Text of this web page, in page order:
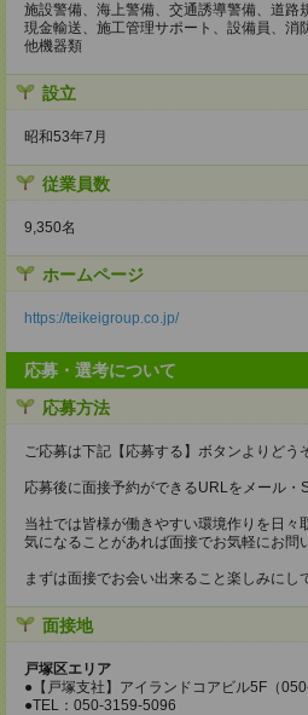
施設警備、海上警備、交通誘導警備、道路
現金輸送、施工管理サポート、設備員、消
他機器類
設立
昭和53年7月
従業員数
9,350名
ホームページ
https://teikeigroup.co.jp/
応募・選考について
応募方法
ご応募は下記【応募する】ボタンよりどう
応募後に面接予約ができるURLをメール・
当社では皆様が働きやすい環境作りを日々
気になることがあれば面接でお気軽にお問
まずは面接でお会い出来ること楽しみにし
面接地
戸塚区エリア
●【戸塚支社】アイランドコアビル5F（
●TEL：050-3159-5096